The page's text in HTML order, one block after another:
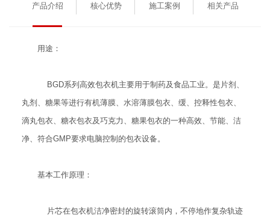
产品介绍 核心优势 施工案例 相关产品
用途：
BGD系列高效包衣机主要用于制药及食品工业。是片剂、
丸剂、糖果等进行有机薄膜、水溶薄膜包衣、缓、控释性包衣、
滴丸包衣、糖衣包衣及巧克力、糖果包衣的一种高效、节能、洁
净、符合GMP要求电脑控制的包衣设备。
基本工作原理：
片芯在包衣机洁净密封的旋转滚筒内，不停地作复杂轨迹